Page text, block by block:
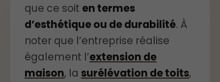
que ce soit en termes
d’esthétique ou de durabilité. À
noter que l’entreprise réalise
également l’extension de
maison, la surélévation de toits,